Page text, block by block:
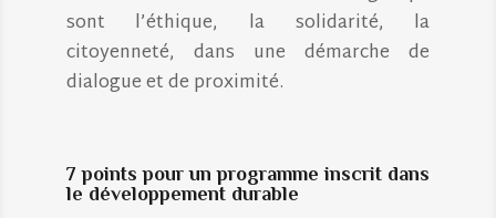
sont l’éthique, la solidarité, la
citoyenneté, dans une démarche de
dialogue et de proximité.
7 points pour un programme inscrit dans
le développement durable